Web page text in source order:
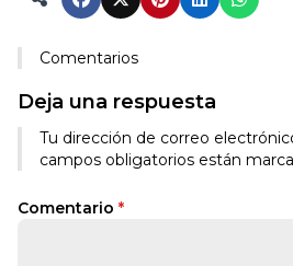
Comentarios
Deja una respuesta
Tu dirección de correo
campos obligatorios están
Comentario *